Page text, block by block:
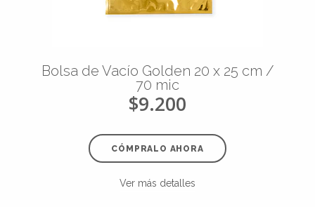
Bolsa de Vacío Golden 20 x 25 cm /
70 mic
$9.200
CÓMPRALO AHORA
Ver más detalles